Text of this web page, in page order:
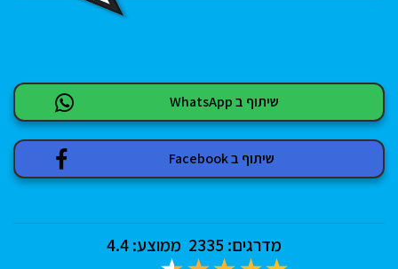
שיתוף ב WhatsApp
שיתוף ב Facebook
מדרגים: 2335 ממוצע:4.4